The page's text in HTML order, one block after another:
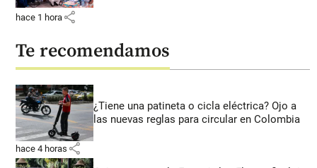
hace 1 hora share
Te recomendamos
¿Tiene una patineta o cicla eléctrica? Ojo a
las nuevas reglas para circular en Colombia
hace 4 horas share